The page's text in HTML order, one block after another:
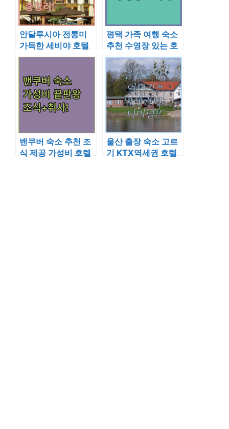
안달루시아 전통미
가득한 세비야 호텔
시몬 및 가성비 호스
평택 가족 여행 숙소
추천 수영장 있는 호
텔과 취사 가능한 레
지던스 분석
밴쿠버 숙소 추천 조
식 제공 가성비 호텔
울산 출장 숙소 고르
기 KTX역세권 호텔